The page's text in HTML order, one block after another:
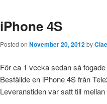
iPhone 4S
Posted on November 20, 2012by
För ca 1 vecka sedan så
Beställde en iPhone 4S från
Leveranstiden var satt till